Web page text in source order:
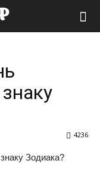
4236
Зодиака?